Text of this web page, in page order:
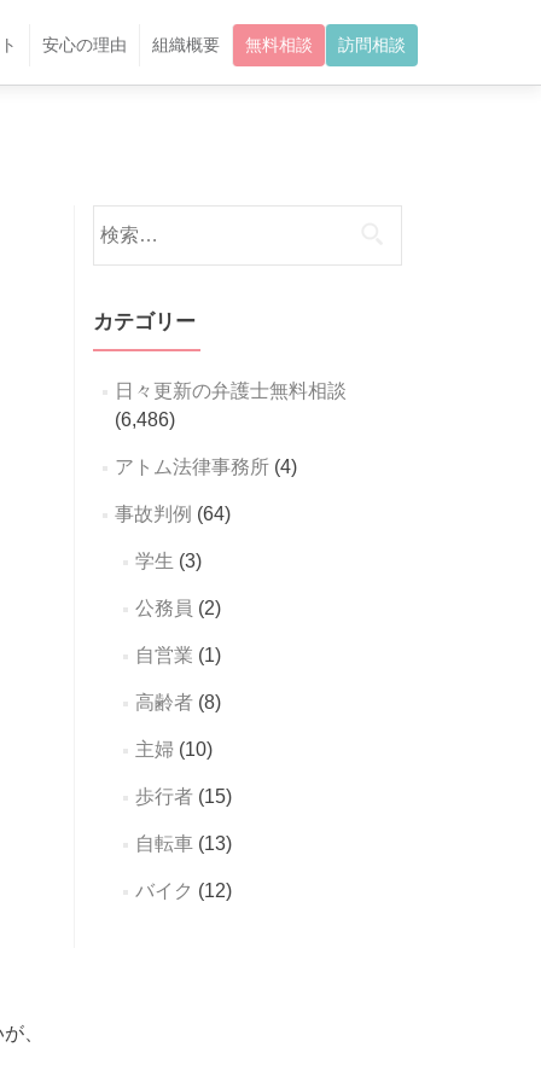
安心の理由 組織概要 無料相談 訪問相談
、
索:
カテゴリー
日々更新の弁護士無料相談
(6,486)
アトム法律事務所(4)
事故判例 (64)
学生 (3)
公務員 (2)
自営業 (1)
高齢者(8)
主婦(10)
歩行者(15)
自転車(13)
バイク (12)